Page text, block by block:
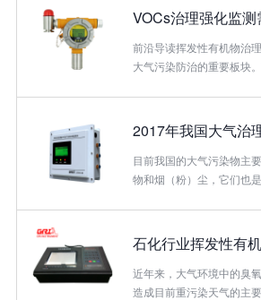
背后的“杀手”。组成区域大
体...
害。据前了解：业内从用
缺乏对个体防护或职业病
程师调侃到：我们经常是
往项目现场采勘（冲锋陷
下，沸点50℃-260℃的各
其...
前沿导读挥发性有机物治
大气污染防治的重要板块
VOCs监测及分析方法以
发展需求进行详解。
的技术有哪些？引言
致突变性，对环境和人体
达国家...
目前我国的大气污染物主
物和烟（粉）尘，它们也
和氮氧化物的排放量均在
2007年至今，受益于电厂
染源的脱硫设施的覆盖率
排放量基本呈现逐渐减少
石化行业挥发性有
近年来，大气环境中的臭
造成目前重污染天气的主